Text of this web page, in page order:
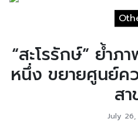
“สะโรรักษ์” ย้ำภ
หนึ่ง ขยายศูนย์ค
สา
July 26,